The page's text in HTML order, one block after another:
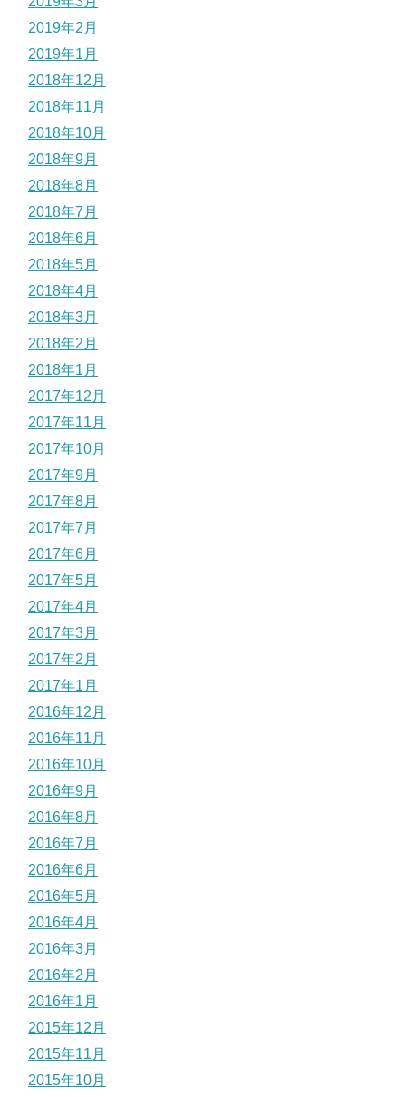
2019年2月
2019年1月
2018年12月
2018年11月
2018年10月
2018年9月
2018年8月
2018年7月
2018年6月
2018年5月
2018年4月
2018年3月
2018年2月
2018年1月
2017年12月
2017年11月
2017年10月
2017年9月
2017年8月
2017年7月
2017年6月
2017年5月
2017年4月
2017年3月
2017年2月
2017年1月
2016年12月
2016年11月
2016年10月
2016年9月
2016年8月
2016年7月
2016年6月
2016年5月
2016年4月
2016年3月
2016年2月
2016年1月
2015年12月
2015年11月
2015年10月